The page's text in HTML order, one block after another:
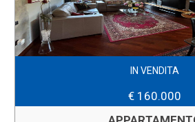
IN VENDITA
€ 160.000